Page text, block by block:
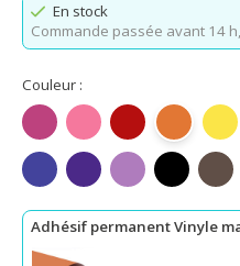
En stock
Commande passée avant 14 h,
Couleur :
Fuchsia mat
Rose matRouge mat
Orange
Bleu roi mat
Violet matViolet clair mat
Noir mat
Adhésif permanent Vinyle